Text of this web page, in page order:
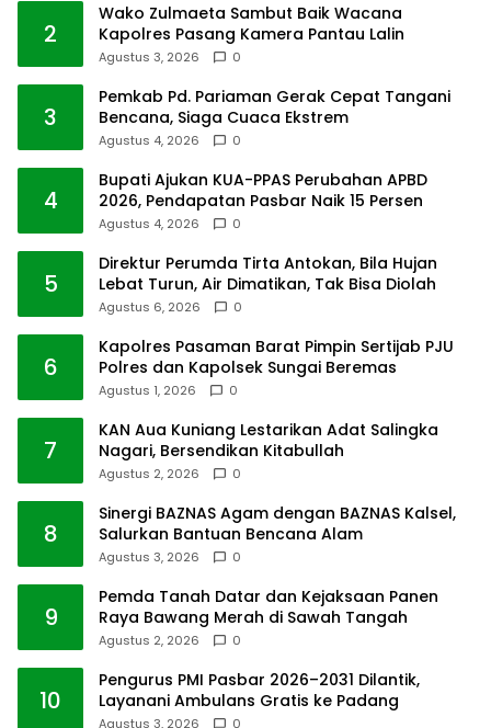
2
Wako Zulmaeta Sambut Baik Wacana
Kapolres Pasang Kamera Pantau Lalin
Agustus 3, 2026 0
3
Pemkab Pd. Pariaman Gerak Cepat Tangani
Bencana, Siaga Cuaca Ekstrem
Agustus 4, 2026 0
4
Bupati Ajukan KUA-PPAS Perubahan APBD
2026, Pendapatan Pasbar Naik 15 Persen
Agustus 4, 2026 0
5
Direktur Perumda Tirta Antokan, Bila Hujan
Lebat Turun, Air Dimatikan, Tak Bisa Diolah
Agustus 6, 2026 0
6
Kapolres Pasaman Barat Pimpin Sertijab PJU
Polres dan Kapolsek Sungai Beremas
Agustus 1, 2026 0
7
KAN Aua Kuniang Lestarikan Adat Salingka
Nagari, Bersendikan Kitabullah
Agustus 2, 2026 0
8
Sinergi BAZNAS Agam dengan BAZNAS Kalsel,
Salurkan Bantuan Bencana Alam
Agustus 3, 2026 0
9
Pemda Tanah Datar dan Kejaksaan Panen
Raya Bawang Merah di Sawah Tangah
Agustus 2, 2026 0
10
Pengurus PMI Pasbar 2026–2031 Dilantik,
Layanani Ambulans Gratis ke Padang
Agustus 3, 2026 0